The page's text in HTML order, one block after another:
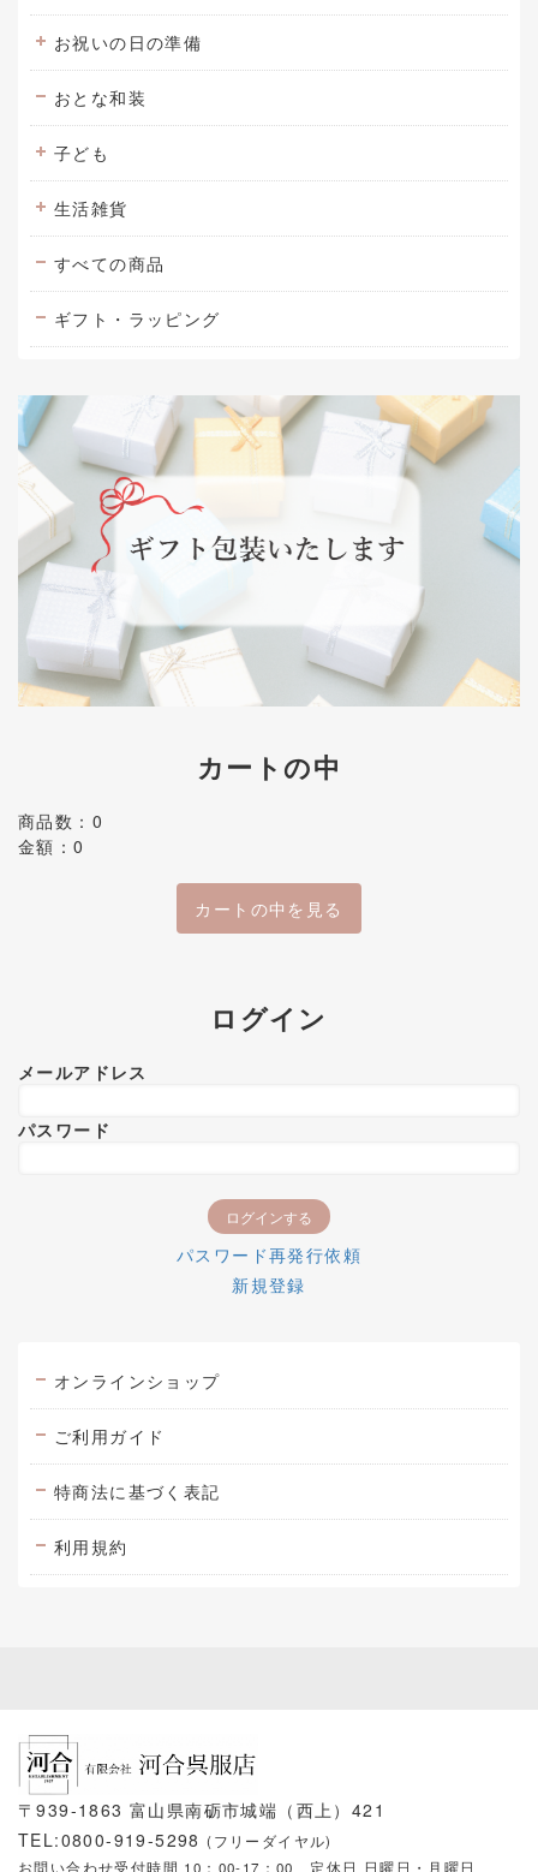
お祝いの日の準備
おとな和装
子ども
生活雑貨
すべての商品
ギフト・ラッピング
カートの中
商品数：0
金額：0
カートの中を見る
ログイン
メールアドレス
パスワード
パスワード再発行依頼
新規登録
オンラインショップ
ご利用ガイド
特商法に基づく表記
利用規約
〒939-1863 富山県南砺市城端（西上）421
TEL:0800-919-5298(フリーダイヤル)
お問い合わせ受付時間 10：00-17：00 定休日 日曜日・月曜日